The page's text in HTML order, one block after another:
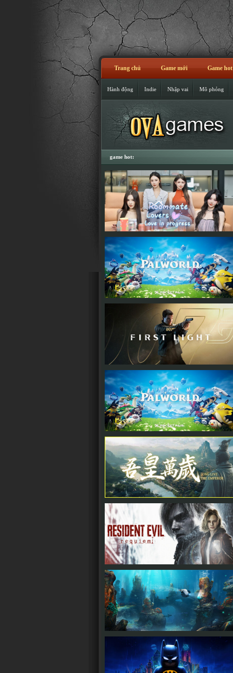
Trang chủ Game mới Game hot
Hành động Indie Nhập vai Mô phỏng
game hot: